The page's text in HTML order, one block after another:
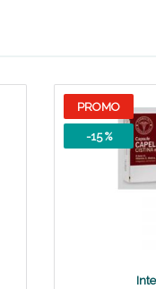
PROMO
-15 %